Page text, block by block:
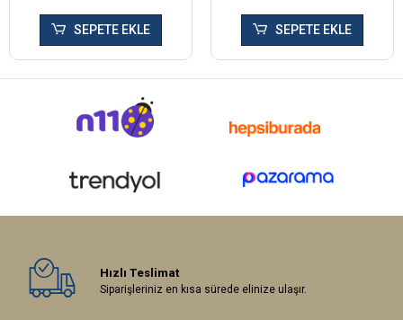
SEPETE EKLE SEPETE EKLE
Hızlı Teslimat
Siparişleriniz en kısa sürede elinize ulaşır.